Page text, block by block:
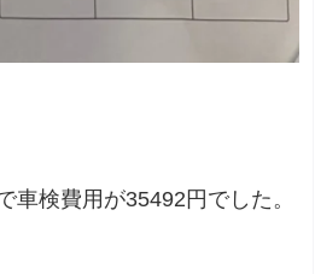
検費用が35492円でした。